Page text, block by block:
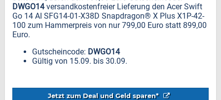
DWGO14versandkostenfreier Lieferung den Acer Swift
Go 14 AI SFG14-01-X38D Snapdragon® X Plus X1P-42-
100 zum Hammerpreis von nur 799,00 Euro statt 899,00
Euro.
Gutscheincode: DWGO14
Gültig von 15.09. bis 30.09.
Jetzt zum Deal und Geld sparen*